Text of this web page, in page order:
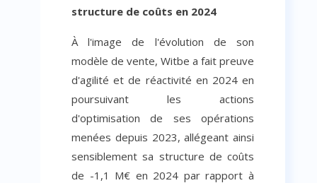
structure de coûts en 2024
À l'image de l'évolution de son
modèle de vente, Witbe a fait preuve
d'agilité et de réactivité en 2024 en
poursuivant les actions
d'optimisation de ses opérations
menées depuis 2023, allégeant ainsi
sensiblement sa structure de coûts
de -1,1 M€ en 2024 par rapport à